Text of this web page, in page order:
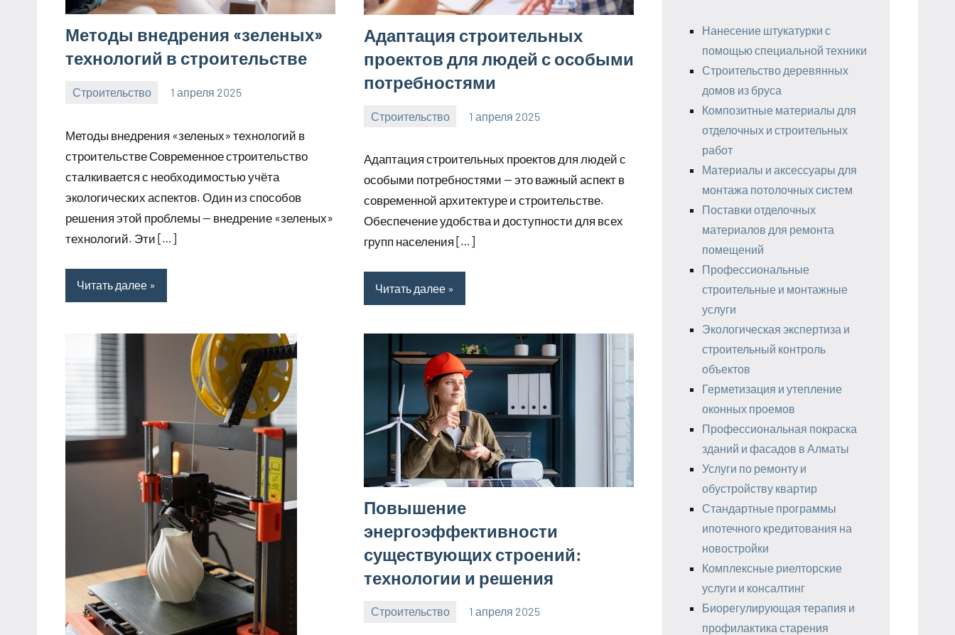
Методы внедрения «зеленых»
технологий в строительстве
Строительство 1 апреля 2025
svargroup_ru
Методы внедрения «зеленых» технологий в
строительстве Современное строительство
сталкивается с необходимостью учёта
экологических аспектов. Один из способов
решения этой проблемы — внедрение «зеленых»
технологий. Эти […]
Читать далее
Адаптация строительных
проектов для людей с особыми
потребностями
Строительство 1 апреля 2025
svargroup_ru
Адаптация строительных проектов для людей с
особыми потребностями — это важный аспект в
современной архитектуре и строительстве.
Обеспечение удобства и доступности для всех
групп населения […]
Читать далее
Повышение
энергоэффективности
существующих строений:
технологии и решения
Строительство 1 апреля 2025
svargroup_ru
Нанесение штукатурки с
помощью специальной техники
Строительство деревянных
домов из бруса
Композитные материалы для
отделочных и строительных
работ
Материалы и аксессуары для
монтажа потолочных систем
Поставки отделочных
материалов для ремонта
помещений
Профессиональные
строительные и монтажные
услуги
Экологическая экспертиза и
строительный контроль
объектов
Герметизация и утепление
оконных проемов
Профессиональная покраска
зданий и фасадов в Алматы
Услуги по ремонту и
обустройству квартир
Стандартные программы
ипотечного кредитования на
новостройки
Комплексные риелторские
услуги и консалтинг
Биорегулирующая терапия и
профилактика старения